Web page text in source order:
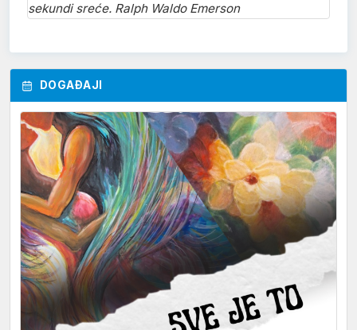
sekundi sreće. Ralph Waldo Emerson
DOGAĐAJI